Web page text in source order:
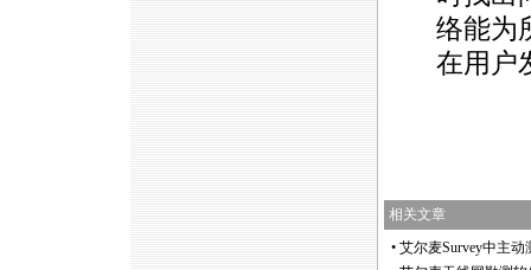
络能为
在用户
相关文章
• 艾尔麦Survey中主动